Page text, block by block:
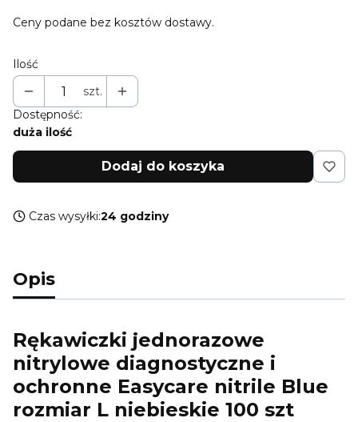
Ceny podane bez kosztów dostawy.
Ilość
szt.
Dostępność:
duża ilość
Dodaj do koszyka
Czas wysyłki:24 godziny
Opis
Rękawiczki jednorazowe
nitrylowe diagnostyczne i
ochronne Easycare nitrile Blue
rozmiar L niebieskie 100 szt